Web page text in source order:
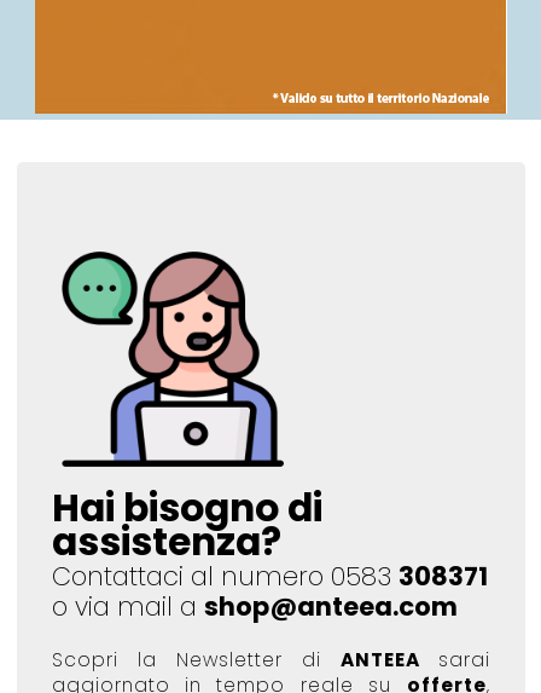
Hai bisogno di
assistenza?
Contattaci al numero 0583 308371
o via mail a shop@anteea.com
Scopri la Newsletter di ANTEEA sarai
aggiornato in tempo reale su offerte,